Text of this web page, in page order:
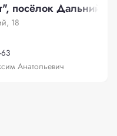
посёлок Дальний,
18
Анатольевич